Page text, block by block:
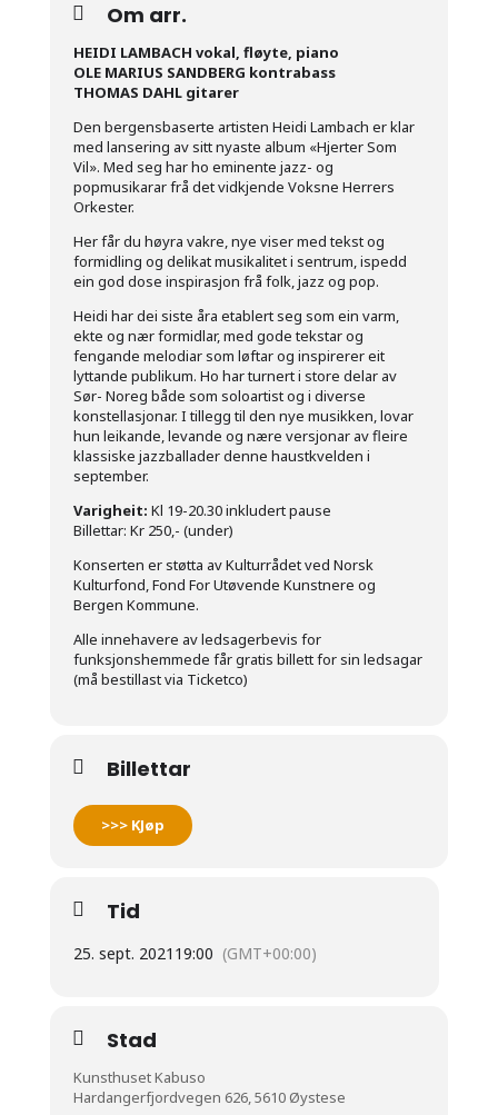
Om arr.
HEIDI LAMBACH vokal, fløyte, piano
OLE MARIUS SANDBERG kontrabass
THOMAS DAHL gitarer
Den bergensbaserte artisten Heidi Lambach er klar
med lansering av sitt nyaste album «Hjerter Som
Vil». Med seg har ho eminente jazz- og
popmusikarar frå det vidkjende Voksne Herrers
Orkester.
Her får du høyra vakre, nye viser med tekst og
formidling og delikat musikalitet i sentrum, ispedd
ein god dose inspirasjon frå folk, jazz og pop.
Heidi har dei siste åra etablert seg som ein varm,
ekte og nær formidlar, med gode tekstar og
fengande melodiar som løftar og inspirerer eit
lyttande publikum. Ho har turnert i store delar av
Sør- Noreg både som soloartist og i diverse
konstellasjonar. I tillegg til den nye musikken, lovar
hun leikande, levande og nære versjonar av fleire
klassiske jazzballader denne haustkvelden i
september.
Varigheit: Kl 19-20.30 inkludert pause
Billettar: Kr 250,- (under)
Konserten er støtta av Kulturrådet ved Norsk
Kulturfond, Fond For Utøvende Kunstnere og
Bergen Kommune.
Alle innehavere av ledsagerbevis for
funksjonshemmede får gratis billett for sin ledsagar
(må bestillast via Ticketco)
Billettar
>>> KJøp
Tid
25. sept. 2021 19:00 (GMT+00:00)
Stad
Kunsthuset Kabuso
Hardangerfjordvegen 626, 5610 Øystese